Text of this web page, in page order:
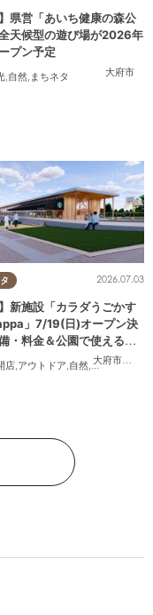
大府市
】県営「あいち健康の森公
天候型の遊び場が2026年
プン予定
,自然, まちネタ
大府市
,東浦
2026.07.03
】新施設「カラダうごかす
」7/19(日)オープン決
・料金＆公園で使えるレ
店 アウトドア 自然 まちネタ,